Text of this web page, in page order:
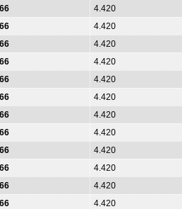
4.420
4.420
4.420
4.420
4.420
4.420
4.420
4.420
4.420
4.420
4.420
4.420